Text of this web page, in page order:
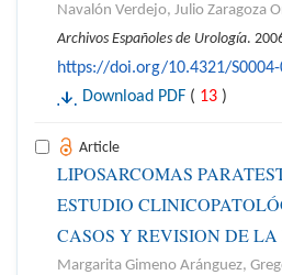
Navalón Verdejo, Julio Zaragoza
Archivos Españoles de Urología.
https://doi.org/10.4321/
Download PDF ( 13 )
Article
LIPOSARCOMAS
ESTUDIO
CASOS Y REVISION DE
Margarita Gimeno Aránguez,